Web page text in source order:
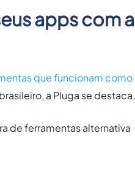
apps com a
que funcionam como
a Pluga se destaca.
de ferramentas alternativa